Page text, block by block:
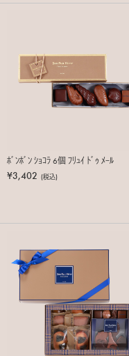
ﾎﾞﾝﾎﾞﾝ ｼｮｺﾗ 6個 ﾌﾘｭｲ ﾄﾞｩ ﾒｰﾙ
¥3,402 (税込)